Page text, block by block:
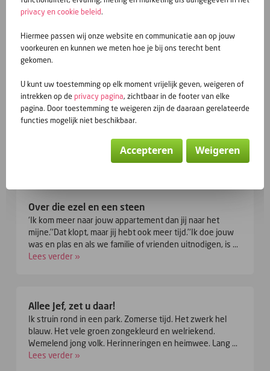
Vorige berichten
PROFIELKLEVEN
‘ Waarom niet eens een stuk schrijven over mensen die
initiatief nemen?’ Dit postte een bloglezer in mijn mailbo...
Over die ezel en een steen
‘Ik kom meer naar jouw appartement dan jij naar het
mijne.’‘Dat klopt, maar jij hebt ook meer tijd.’‘Ik doe jouw
was en plas en als we familie of vrienden uitnodigen, is ...
Lees verder »
Allee Jef, zet u daar!
Ik struin rond in een park. Zomerse tijd. Het zwerk hel
blauw. Het vele groen zongekleurd en welriekend.
Wemelend jong volk. Herinneringen en heimwee. Lang ...
Lees verder »
privacy en cookie beleid.
Hiermee passen wij onze website en communicatie aan op jouw
voorkeuren en kunnen we meten hoe je bij ons terecht bent
gekomen.
U kunt uw toestemming op elk moment vrijelijk geven, weigeren of
intrekken op deprivacy pagina, zichtbaar in de footer van elke
pagina. Door toestemming te weigeren zijn de daaraan gerelateerde
functies mogelijk niet beschikbaar.
Accepteren Weigeren